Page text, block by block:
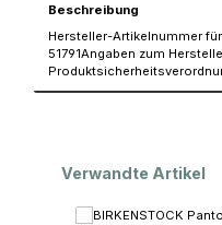
Beschreibung
Hersteller-Artikelnummer
51791Angaben zum
Produktgalerie überspringen
Verwandte Artikel